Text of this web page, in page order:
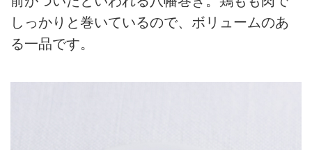
しっかりと巻いているので、ボリュームのあ
る一品です。